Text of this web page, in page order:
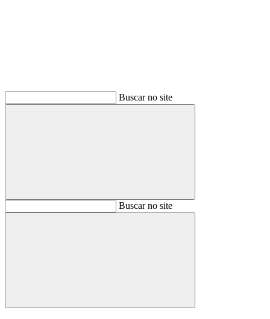
Buscar no site
BuscarBuscar no site
Buscar